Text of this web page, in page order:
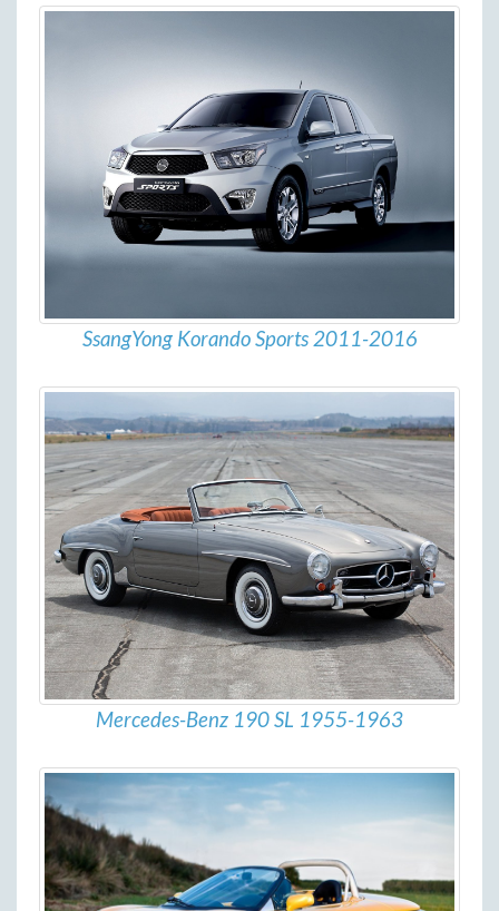
SsangYong Korando Sports 2011-2016
Mercedes-Benz 190 SL 1955-1963